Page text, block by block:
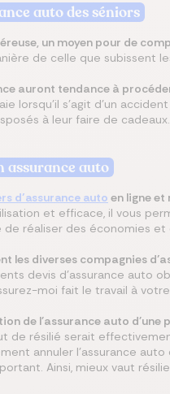
auto des séniors
un moyen pour de
de celle que
auront tendance à
lorsqu’il s’agit d’un
à leur faire de cadeaux.
assurance auto
d’assurance auto en ligne
et efficace, il vous
de réaliser des économies
les diverses compagnies
devis d’assurance auto
moi fait le travail à
de l'assurance auto
de résilié serait
annuler l'assurance
Ainsi, mieux vaut